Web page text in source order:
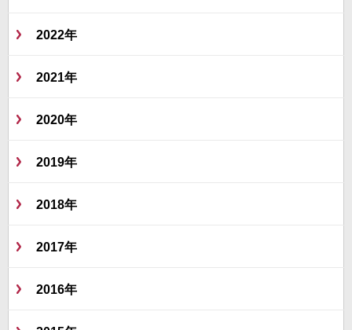
2022年
2021年
2020年
2019年
2018年
2017年
2016年